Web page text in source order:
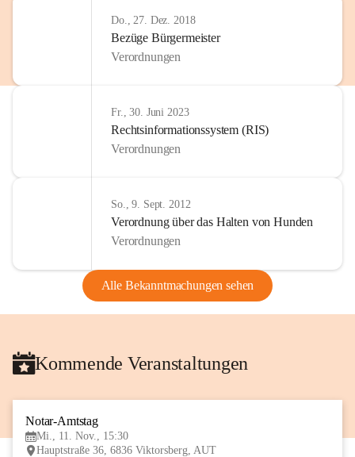
Do., 27. Dez. 2018
Bezüge Bürgermeister
Verordnungen
Fr., 30. Juni 2023
Rechtsinformationssystem (RIS)
Verordnungen
So., 9. Sept. 2012
Verordnung über das Halten von Hunden
Verordnungen
Alle Bekanntmachungen sehen
Kommende Veranstaltungen
Notar-Amtstag
Mi., 11. Nov., 15:30
Hauptstraße 36, 6836 Viktorsberg, AUT